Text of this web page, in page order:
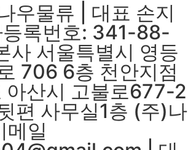
우물류 | 대표 손지
록번호: 341-88-
서울특별시 영등
706 6층 천안지점
아산시 고불로677-2
편 사무실1층 (주)나
메일